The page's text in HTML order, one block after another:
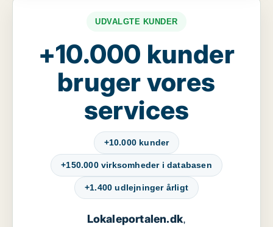
UDVALGTE KUNDER
+10.000 kunder
bruger vores
services
+10.000 kunder
+150.000 virksomheder i databasen
+1.400 udlejninger årligt
Lokaleportalen.dk,